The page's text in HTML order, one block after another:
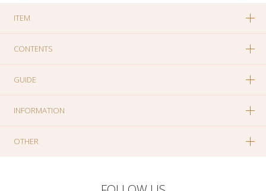
ITEM
CONTENTS
GUIDE
INFORMATION
OTHER